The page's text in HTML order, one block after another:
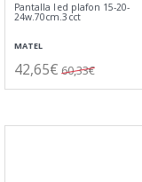
Pantalla led plafon 15-20-
24w.70cm.3cct
MATEL
42,65€ 60,33€